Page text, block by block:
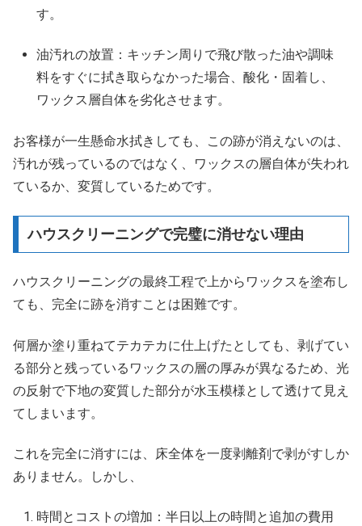
す。
油汚れの放置：キッチン周りで飛び散った油や調味
料をすぐに拭き取らなかった場合、酸化・固着し、
ワックス層自体を劣化させます。
お客様が一生懸命水拭きしても、この跡が消えないのは、
汚れが残っているのではなく、ワックスの層自体が失われ
ているか、変質しているためです。
ハウスクリーニングで完璧に消せない理由
ハウスクリーニングの最終工程で上からワックスを塗布し
ても、完全に跡を消すことは困難です。
何層か塗り重ねてテカテカに仕上げたとしても、剥げてい
る部分と残っているワックスの層の厚みが異なるため、光
の反射で下地の変質した部分が水玉模様として透けて見え
てしまいます。
これを完全に消すには、床全体を一度剥離剤で剥がすしか
ありません。しかし、
時間とコストの増加：半日以上の時間と追加の費用